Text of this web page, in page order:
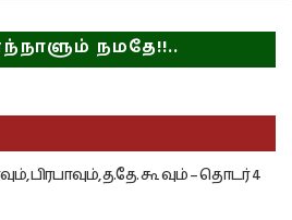
நமதே!!..
பிரபாவும், த.தே. கூ வும் – தொடர் 4